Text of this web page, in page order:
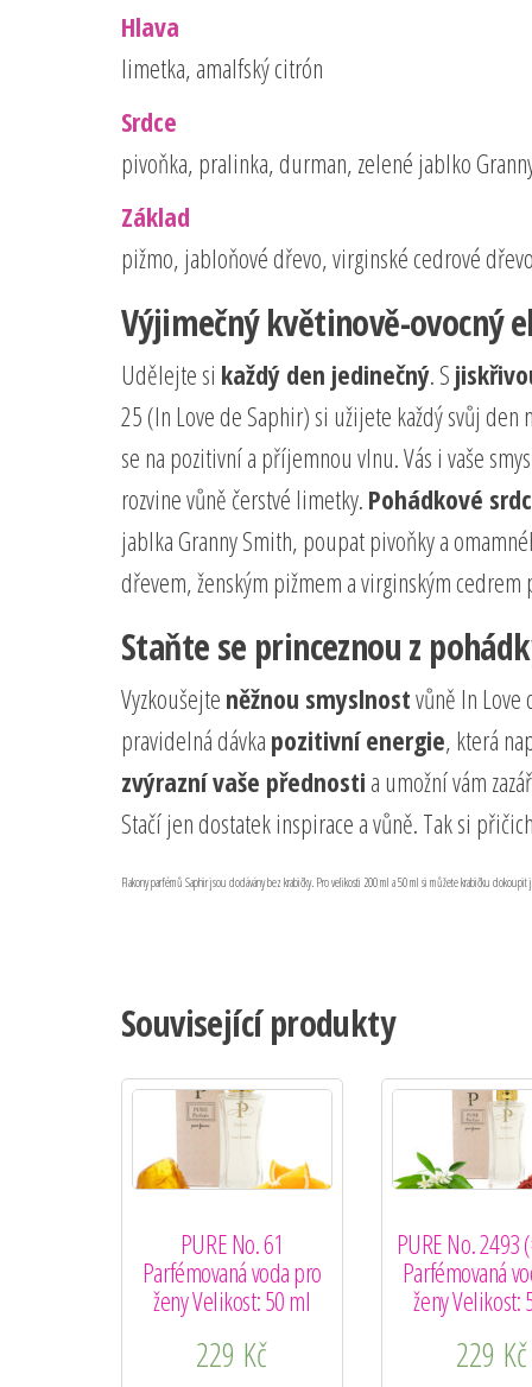
Hlava
limetka, amalfský citrón
Srdce
pivoňka, pralinka, durman, zelené jablko
Základ
pižmo, jabloňové dřevo, virginské cedrové dřevo
Výjimečný květinově-ovocný
Udělejte si každý den jedinečný. S
25 (In Love de Saphir) si užijete každý svůj den
se na pozitivní a příjemnou vlnu. Vás i vaše
rozvine vůně čerstvé limetky. Pohádkové
jablka Granny Smith, poupat pivoňky a
dřevem, ženským pižmem a virginským
Staňte se princeznou z
Vyzkoušejte něžnou smyslnostvůně In
pravidelná dávka pozitivní energie, která
zvýrazní vaše přednosti a umožní vám
Stačí jen dostatek inspirace a vůně. Tak si
Flakony parfémů Saphir jsou dodávány bez krabičky. Pro velikosti 200 ml a 50 ml si můžete krabičku dokoupit
Související produkty
PURE No. 61
Parfémovaná voda pro
ženy Velikost: 50 ml
229 Kč
PURE No. 2493
Parfémovaná
ženy Velikost:
229 Kč